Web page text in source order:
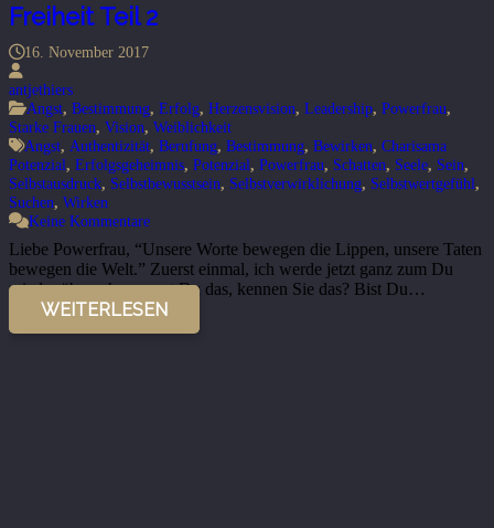
Freiheit Teil 2
16. November 2017
antjethiers
Angst, Bestimmung, Erfolg, Herzensvision, Leadership, Powerfrau,
Starke Frauen, Vision, Weiblichkeit
Angst, Authentizität, Berufung, Bestimmung, Bewirken, Charisama
Potenzial, Erfolgsgeheimnis, Potenzial, Powerfrau, Schatten, Seele, Sein,
Selbstausdruck, Selbstbewusstsein, Selbstverwirklichung, Selbstwertgefühl,
Suchen, Wirken
Keine Kommentare
Liebe Powerfrau, “Unsere Worte bewegen die Lippen, unsere Taten
bewegen die Welt.” Zuerst einmal, ich werde jetzt ganz zum Du
wieder übergehen ennst Du das, kennen Sie das? Bist Du…
WEITERLESEN